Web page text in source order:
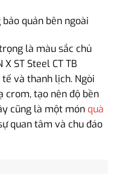
bảo quản bên ngoài
là màu sắc chủ
ST Steel CT TB
và thanh lịch. Ngòi
crom, tạo nên độ bền
cũng là một món quà
quan tâm và chu đáo